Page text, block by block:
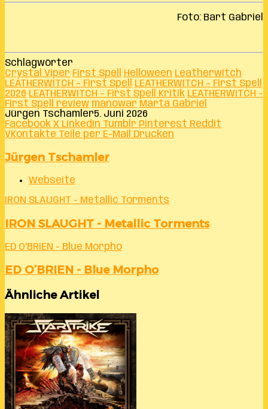
Foto: Bart Gabriel
Schlagwörter
Crystal Viper First Spell Helloween Leatherwitch
LEATHERWITCH – First Spell
LEATHERWITCH – First Spell
2026 LEATHERWITCH – First Spell Kritik LEATHERWITCH –
First Spell review manowar Marta Gabriel
Jürgen Tschamler5. Juni 2026
Facebook X LinkedIn Tumblr Pinterest Reddit
VKontakte Teile per E-Mail Drucken
Jürgen Tschamler
Webseite
IRON SLAUGHT - Metallic Torments
IRON SLAUGHT - Metallic Torments
ED O’BRIEN - Blue Morpho
ED O’BRIEN - Blue Morpho
Ähnliche Artikel